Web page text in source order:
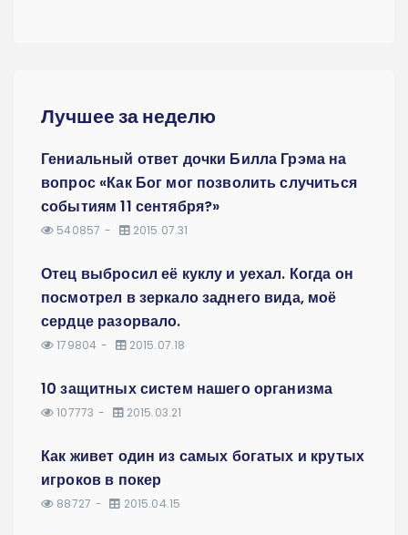
Лучшее за неделю
Гениальный ответ дочки Билла Грэма на
вопрос «Как Бог мог позволить случиться
событиям 11 сентября?»
540857 2015.07.31
Отец выбросил её куклу и уехал. Когда он
посмотрел в зеркало заднего вида, моё
сердце разорвало.
179804 2015.07.18
10 защитных систем нашего организма
107773 2015.03.21
Как живет один из самых богатых и крутых
игроков в покер
88727 2015.04.15